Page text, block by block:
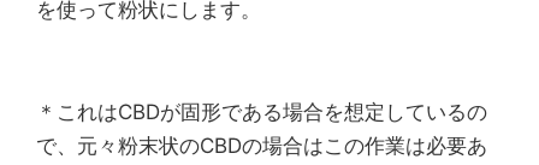
を使って粉状にします。
＊これはCBDが固形である場合を想定しているの
で、元々粉末状のCBDの場合はこの作業は必要あ